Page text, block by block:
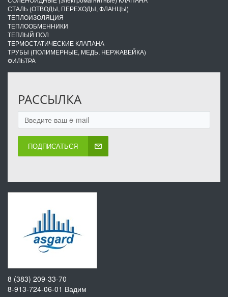
СТАЛЬ (ОТВОДЫ, ПЕРЕХОДЫ, ФЛАНЦЫ)
ТЕПЛОИЗОЛЯЦИЯ
ТЕПЛООБМЕННИКИ
ТЕПЛЫЙ ПОЛ
ТЕРМОСТАТИЧЕСКИЕ КЛАПАНА
ТРУБЫ (ПОЛИМЕРНЫЕ, МЕДЬ, НЕРЖАВЕЙКА)
ФИЛЬТРА
РАССЫЛКА
ПОДПИСАТЬСЯ
8 (383) 209-33-70
8-913-724-06-01 Вадим